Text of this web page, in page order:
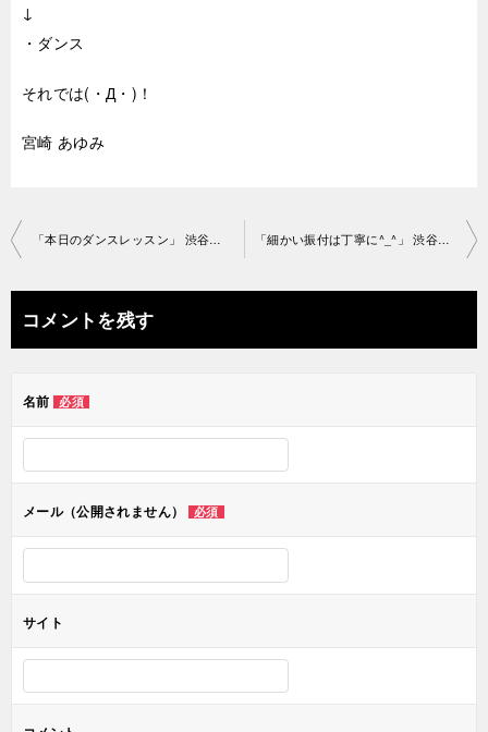
↓
・ダンス
それでは(・Д・)！
宮崎 あゆみ
投
ナ
ビ
ー
ン
「細かい振付は丁寧に^_^」 渋谷スタジオ2018-10-19-no0006-1071
コメントを残す
名前 必須
メール（公開されません） 必須
サイト